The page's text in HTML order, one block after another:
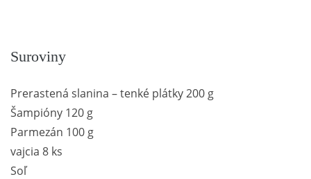
Suroviny
Prerastená slanina – tenké plátky 200 g
Šampióny 120 g
Parmezán 100 g
vajcia 8 ks
Soľ